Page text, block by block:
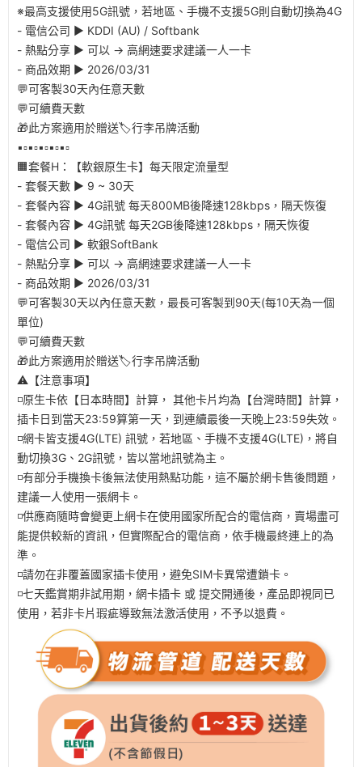
※最高支援使用5G訊號，若地區、手機不支援5G則自動切換為4G
- 電信公司 ▶︎ KDDI (AU) / Softbank
- 熱點分享 ▶︎ 可以 → 高網速要求建議一人一卡
- 商品效期 ▶︎ 2026/03/31
💬可客製30天內任意天數
💬可續費天數
🎁此方案適用於贈送🏷️行李吊牌活動
▪️▫️▪️▫️▪️▫️▪️▫️▪️▫️
🟧套餐H：【軟銀原生卡】每天限定流量型
- 套餐天數 ▶︎ 9 ~ 30天
- 套餐內容 ▶︎ 4G訊號 每天800MB後降速128kbps，隔天恢復
- 套餐內容 ▶︎ 4G訊號 每天2GB後降速128kbps，隔天恢復
- 電信公司 ▶︎ 軟銀SoftBank
- 熱點分享 ▶︎ 可以 → 高網速要求建議一人一卡
- 商品效期 ▶︎ 2026/03/31
💬可客製30天以內任意天數，最長可客製到90天(每10天為一個
單位)
💬可續費天數
🎁此方案適用於贈送🏷️行李吊牌活動
⚠️【注意事項】
◽原生卡依【日本時間】計算， 其他卡片均為【台灣時間】計算，
插卡日到當天23:59算第一天，到連續最後一天晚上23:59失效。
◽網卡皆支援4G(LTE) 訊號，若地區、手機不支援4G(LTE)，將自
動切換3G、2G訊號，皆以當地訊號為主。
◽有部分手機換卡後無法使用熱點功能，這不屬於網卡售後問題，
建議一人使用一張網卡。
◽供應商隨時會變更上網卡在使用國家所配合的電信商，賣場盡可
能提供較新的資訊，但實際配合的電信商，依手機最終連上的為
準。
◽請勿在非覆蓋國家插卡使用，避免SIM卡異常遭鎖卡。
◽七天鑑賞期非試用期，網卡插卡 或 提交開通後，產品即視同已
使用，若非卡片瑕疵導致無法激活使用，不予以退費。